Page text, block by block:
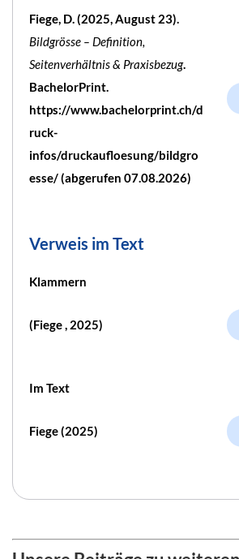
Fiege, D. (2025, August 23).
Bildgrösse – Definition,
Seitenverhältnis & Praxisbezug.
BachelorPrint.
https://www.bachelorprint.ch/d
ruck-
infos/druckaufloesung/bildgro
esse/ (abgerufen 07.08.2026)
Verweis im Text
Klammern
(Fiege , 2025)
Im Text
Fiege (2025)